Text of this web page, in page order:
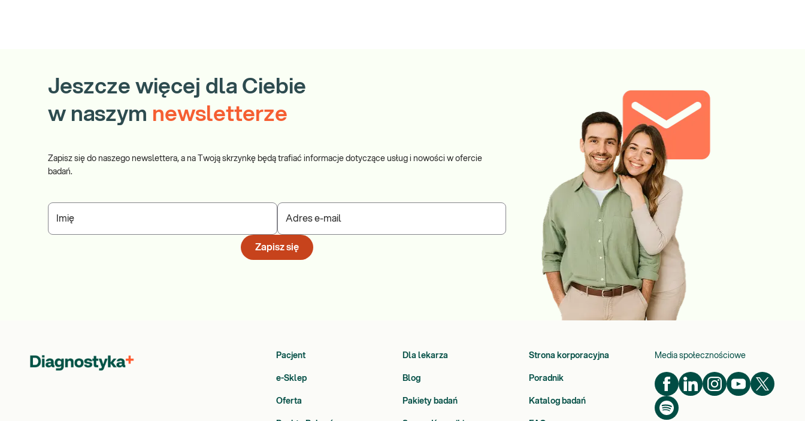
Jeszcze więcej dla Ciebie
w naszym newsletterze
Zapisz się do naszego newslettera, a na Twoją skrzynkę będą trafiać informacje dotyczące usług i nowości w ofercie
badań.
Imię Adres e-mail
Zapisz się
Pacjent Dla lekarza Strona korporacyjna
e-Sklep Blog Poradnik
Oferta Pakiety badań Katalog badań
Media społecznościowe